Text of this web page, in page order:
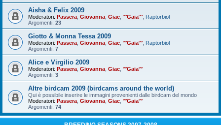
Aisha & Felix 2009
Moderatori: Passera Giovanna Giac °°Gaia°° Raptorbiol
Argomenti: 23
Giotto & Monna Tessa 2009
Moderatori: Passera Giovanna Giac °°Gaia°° Raptorbiol
Argomenti: 7
Alice e Virgilio 2009
Moderatori: Passera Giovanna Giac °°Gaia°°
Argomenti: 3
Altre birdcam 2009 (birdcams around the world)
Qui è possibile inserire le immagini provenienti dalle birdcam del mondo
Moderatori: Passera Giovanna Giac °°Gaia°°
Argomenti: 74